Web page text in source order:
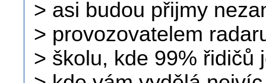
> asi budou přijmy
> provozovatelem
> školu, kde 99% řidičů